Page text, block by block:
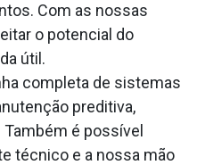
Com as nossas
o potencial do
útil.
completa de sistemas
preditiva,
é possível
técnico e a nossa mão